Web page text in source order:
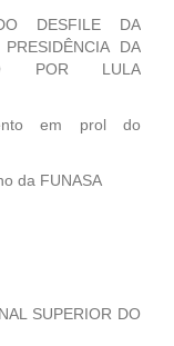
DESFILE DA
DA
POR LULA
em prol do
da FUNASA
SUPERIOR DO